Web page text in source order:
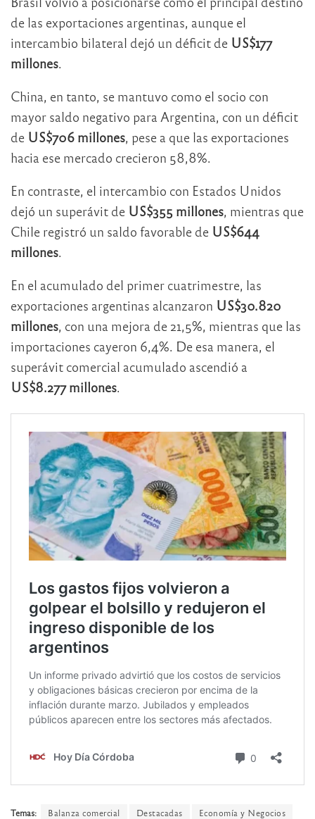
de las exportaciones argentinas, aunque el
intercambio bilateral dejó un déficit de US$177
millones.
China, en tanto, se mantuvo como el socio con
mayor saldo negativo para Argentina, con un déficit
de US$706 millones, pese a que las exportaciones
hacia ese mercado crecieron 58,8%.
En contraste, el intercambio con Estados Unidos
dejó un superávit de US$355 millones, mientras que
Chile registró un saldo favorable de US$644
millones.
En el acumulado del primer cuatrimestre, las
exportaciones argentinas alcanzaron US$30.820
millones, con una mejora de 21,5%, mientras que las
importaciones cayeron 6,4%. De esa manera, el
superávit comercial acumulado ascendió a
US$8.277 millones.
Temas: Balanza comercial Destacadas
Economía y Negocios